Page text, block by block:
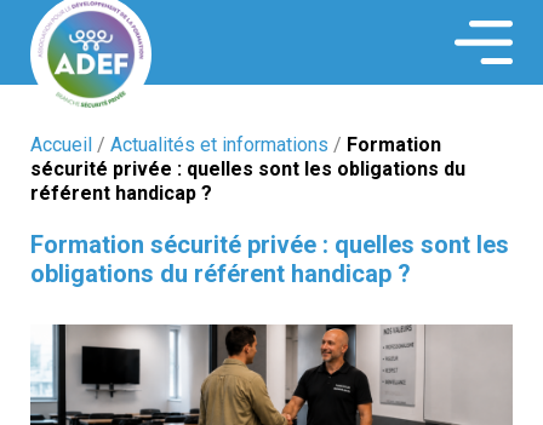
ADEF Securité
Accueil / Actualités et informations / Formation
sécurité privée : quelles sont les obligations du
référent handicap ?
Formation sécurité privée : quelles sont les
obligations du référent handicap ?